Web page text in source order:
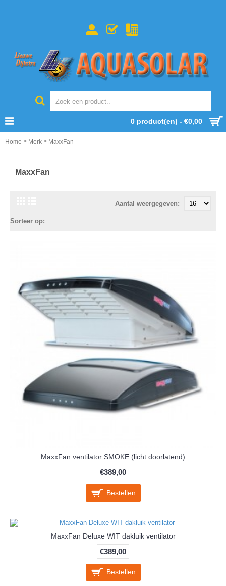
0 product(en) - €0,00
Home > Merk > MaxxFan
MaxxFan
Aantal weergegeven:
Sorteer op:
MaxxFan ventilator SMOKE (licht doorlatend)
€389,00
Bestellen
MaxxFan Deluxe WIT dakluik ventilator
€389,00
Bestellen